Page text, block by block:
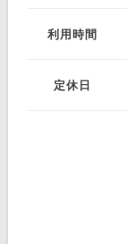
西東京市
利用時間
定休日